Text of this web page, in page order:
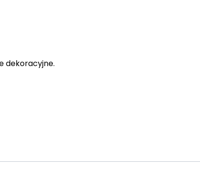
dekoracyjne.